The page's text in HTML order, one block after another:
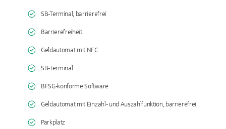
SB-Terminal, barrierefrei
Barrierefreiheit
Geldautomat mit NFC
SB-Terminal
BFSG-konforme Software
Geldautomat mit Einzahl- und Auszahlfunktion, barrierefrei
Parkplatz